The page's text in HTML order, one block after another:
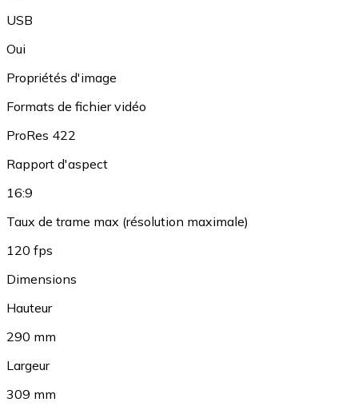
USB
Oui
Propriétés d'image
Formats de fichier vidéo
ProRes 422
Rapport d'aspect
16:9
Taux de trame max (résolution maximale)
120 fps
Dimensions
Hauteur
290 mm
Largeur
309 mm